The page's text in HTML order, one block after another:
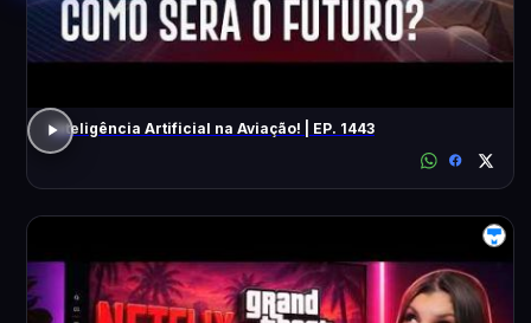
Inteligência Artificial na Aviação! | EP. 1443